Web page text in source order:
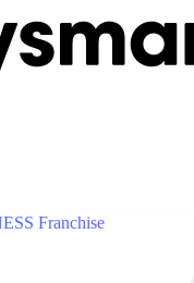
Franchise